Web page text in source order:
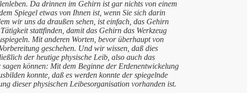
Da drinnen im Gehirn ist gar nichts von einem
Spiegel etwas von Ihnen ist, wenn Sie sich darin
wir uns da draußen sehen, ist einfach, das Gehirn
stattfinden, damit das Gehirn das Werkzeug
Mit anderen Worten, bevor überhaupt von
geschehen. Und wir wissen, daß dies
der heutige physische Leib, also auch das
können: Mit dem Beginne der Erdenentwickelung
konnte, daß es werden konnte der spiegelnde
dieser physischen Leibesorganisation vorhanden ist.